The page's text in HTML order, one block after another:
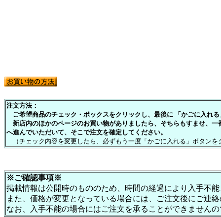
注文方法：
ご希望商品のチェック・ボックスをクリックし、最後に 「かごに入れ
新店内のほかのページのお買い物がありましたら、そちらもすませ、一
へ進んでいただいて、そこで注文を確定してください。
（チェック内容を変更したら、必ずもう一度「かごに入れる」ボタン
※ご確認事項※
掲載情報は公開時のもののため、時間の経過により入手不
また、価格が変更となっている場合には、ご注文後にご連
なお、入手不能の場合にはご注文を承ることができません